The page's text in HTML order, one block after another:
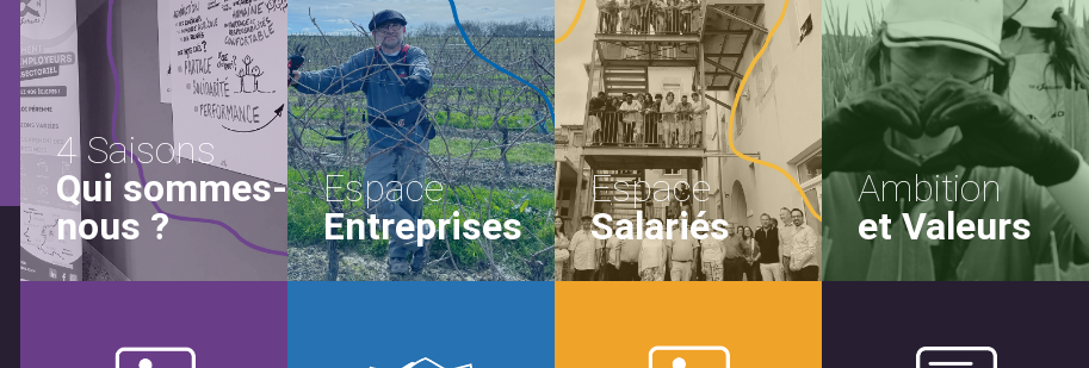
4 Saisons
Qui sommes-
nous ?
Espace
Entreprises
Espace
Salariés
Ambition
et Valeurs